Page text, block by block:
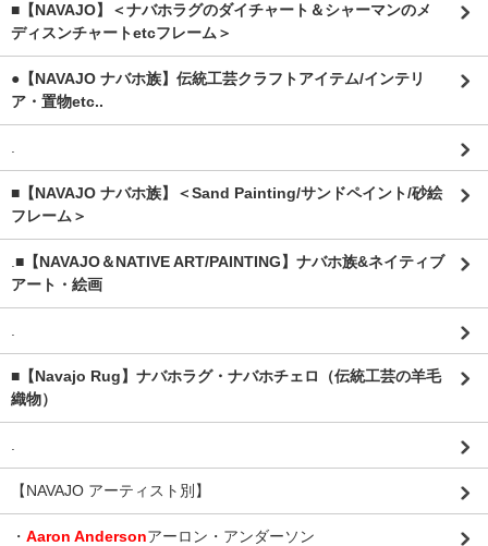
■【NAVAJO】＜ナバホラグのダイチャート＆シャーマンのメ
ディスンチャートetcフレーム＞
●【NAVAJO ナバホ族】伝統工芸クラフトアイテム/インテリ
ア・置物etc..
■【NAVAJO ナバホ族】＜Sand Painting/サンドペイント/砂絵
フレーム＞
■【NAVAJO＆NATIVE ART/PAINTING】ナバホ族&ネイティブ
アート・絵画
■【Navajo Rug】ナバホラグ・ナバホチェロ（伝統工芸の羊毛
織物）
【NAVAJO アーティスト別】
・ Aaron Andersonアーロン・アンダーソン